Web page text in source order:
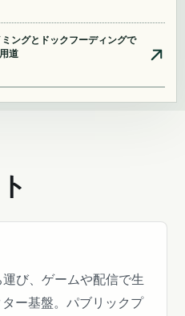
ングとドックフーディングで
道
び、ゲームや配信で生
ー基盤。パブリックプ